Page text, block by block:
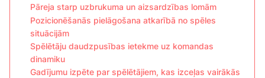
Pāreja starp uzbrukuma un aizsardzības lomām
Pozicionēšanās pielāgošana atkarībā no spēles
situācijām
Spēlētāju daudzpusības ietekme uz komandas
dinamiku
Gadījumu izpēte par spēlētājiem, kas izceļas vairākās